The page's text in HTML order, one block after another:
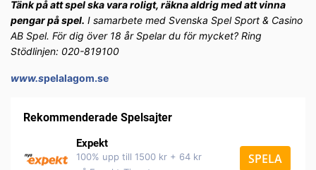
Tänk på att spel ska vara roligt, räkna aldrig med att vinna
pengar på spel. I samarbete med Svenska Spel Sport & Casino
AB Spel. För dig över 18 år Spelar du för mycket? Ring
Stödlinjen: 020-819100
www.spelalagom.se
Rekommenderade Spelsajter
Expekt
100% upp till 1500 kr + 64 kr
SPELA